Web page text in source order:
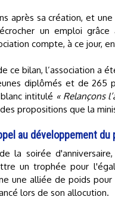
après sa création, et
un emploi
compte, à ce jour,
ce bilan, l’association a
diplômés et de 265
intitulé « Relançons
propositions que la
au développement du
la soirée
un trophée pour
une alliée de poids pour
lors de son allocution.